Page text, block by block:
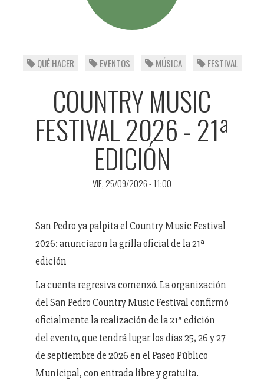
QUÉ HACER EVENTOS MÚSICA FESTIVAL
COUNTRY MUSIC
FESTIVAL 2026 - 21ª
EDICIÓN
VIE, 25/09/2026 - 11:00
San Pedro ya palpita el Country Music Festival
2026: anunciaron la grilla oficial de la 21ª
edición
La cuenta regresiva comenzó. La organización
del San Pedro Country Music Festival confirmó
oficialmente la realización de la 21ª edición
del evento, que tendrá lugar los días 25, 26 y 27
de septiembre de 2026 en el Paseo Público
Municipal, con entrada libre y gratuita.